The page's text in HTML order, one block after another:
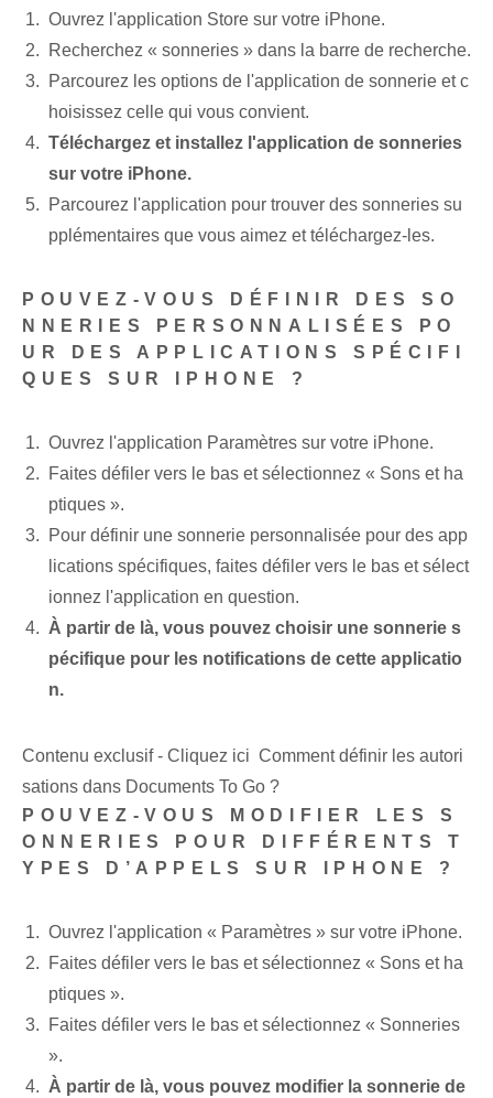
Ouvrez l'application ⁢Store sur votre iPhone.
Recherchez « sonneries » dans la barre de recherche.
Parcourez les options de l'application de sonnerie et c
hoisissez celle qui vous convient.
Téléchargez et installez l'application de sonneries
sur votre iPhone.
Parcourez l'application pour trouver des sonneries su
pplémentaires que vous aimez et téléchargez-les.
POUVEZ-VOUS DÉFINIR DES SO
NNERIES PERSONNALISÉES PO
UR DES APPLICATIONS SPÉCIFI
QUES SUR IPHONE ?
Ouvrez l'application Paramètres sur votre iPhone.
Faites défiler vers le bas⁢ et sélectionnez‍ « Sons et ha
ptiques ».
Pour définir une sonnerie personnalisée pour des app
lications spécifiques, faites défiler vers le bas et sélect
ionnez l'application en question.
À partir de là, vous pouvez choisir une sonnerie s
pécifique pour les notifications de cette applicatio
n.
Contenu exclusif - Cliquez ici Comment définir les autori
sations dans Documents To Go ?
POUVEZ-VOUS MODIFIER LES S
ONNERIES POUR DIFFÉRENTS T
YPES D’APPELS SUR IPHONE ?
Ouvrez l'application « Paramètres » sur votre iPhone.
Faites défiler vers le bas et sélectionnez « Sons et ha
ptiques ».
Faites défiler vers le bas‍ et sélectionnez « Sonneries
».
À partir de là, vous pouvez modifier la sonnerie de